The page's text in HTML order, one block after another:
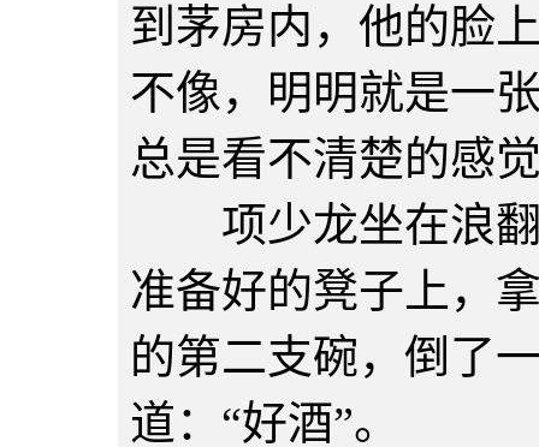
到茅房内，他的脸
不像，明明就是一
总是看不清楚的感
项少龙坐在浪翻
准备好的凳子上，
的第二支碗，倒了
道：“好酒”。